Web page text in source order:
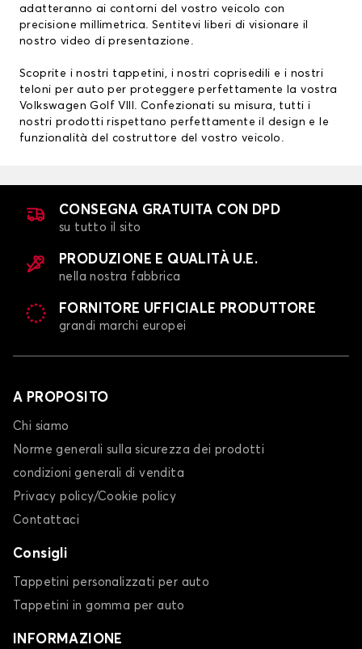
adatteranno ai contorni del vostro veicolo con
precisione millimetrica. Sentitevi liberi di visionare il
nostro video di presentazione .
Scoprite i nostri tappetini, i nostricoprisedili e i nostri
teloni per auto per proteggere perfettamente la vostra
Volkswagen Golf VIII. Confezionati su misura, tutti i
nostri prodotti rispettano perfettamente il design e le
funzionalità del costruttore del vostro veicolo.
CONSEGNA GRATUITA CON DPD
su tutto il sito
PRODUZIONE E QUALITÀ U.E.
nella nostra fabbrica
FORNITORE UFFICIALE PRODUTTORE
grandi marchi europei
A PROPOSITO
Chi siamo
Norme generali sulla sicurezza dei prodotti
condizioni generali di vendita
Privacy policy/Cookie policy
Contattaci
Consigli
Tappetini personalizzati per auto
Tappetini in gomma per auto
INFORMAZIONE